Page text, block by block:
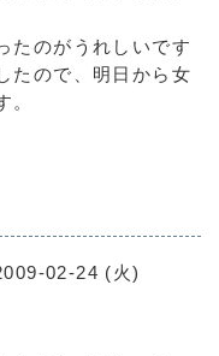
たのがうれしいです
たので、明日から女
。
02-24 (火)